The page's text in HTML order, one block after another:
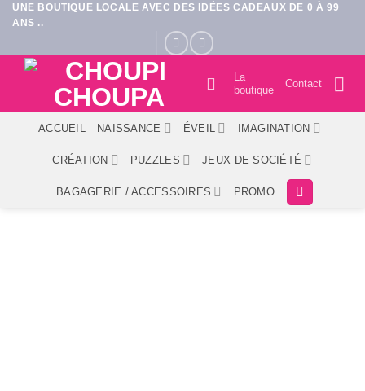
Passer
au
UNE BOUTIQUE LOCALE AVEC DES IDÉES CADEAUX DE 0 À 99
ANS ..
La
boutique
Contact
ACCUEIL NAISSANCE ÉVEIL IMAGINATION
CRÉATION PUZZLES JEUX DE SOCIÉTÉ
BAGAGERIE / ACCESSOIRES PROMO